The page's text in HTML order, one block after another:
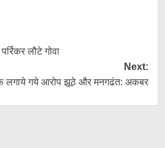
लौटे गोवा
Next:
लगाये गये आरोप झूठे और मनगढंत: अकबर